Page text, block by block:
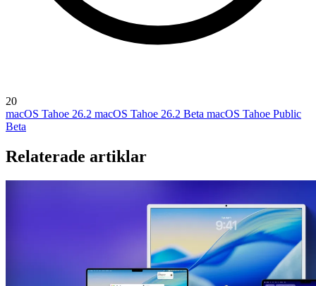
20
macOS Tahoe 26.2 macOS Tahoe 26.2 Beta macOS Tahoe Public
Beta
Relaterade artiklar